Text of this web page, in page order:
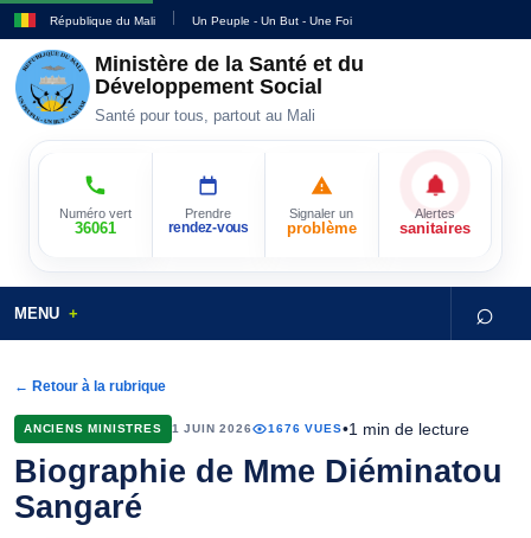
République du Mali Un Peuple - Un But - Une Foi
Ministère de la Santé et du
Développement Social
Santé pour tous, partout au Mali
Numéro vert
36061
Prendre
rendez-vous
Signaler un
problème
Alertes
sanitaires
MENU ⌕
← Retour à la rubrique
ANCIENS MINISTRES 1 JUIN 2026 1676 VUES•1 min de lecture
Biographie de Mme Diéminatou
Sangaré